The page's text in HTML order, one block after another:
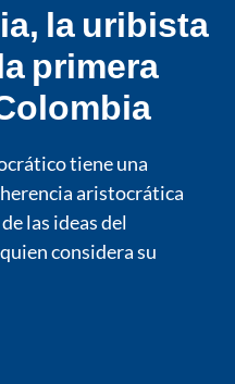
la uribista
primera
tiene una
aristocrática
las ideas del
considera su